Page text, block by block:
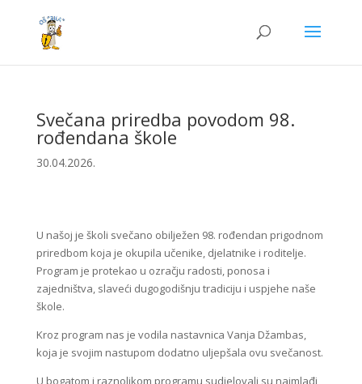
Svečana priredba povodom 98.
rođendana škole
30.04.2026.
U našoj je školi svečano obilježen 98. rođendan prigodnom
priredbom koja je okupila učenike, djelatnike i roditelje.
Program je protekao u ozračju radosti, ponosa i
zajedništva, slaveći dugogodišnju tradiciju i uspjehe naše
škole.
Kroz program nas je vodila nastavnica Vanja Džambas,
koja je svojim nastupom dodatno uljepšala ovu svečanost.
U bogatom i raznolikom programu sudjelovali su najmlađi